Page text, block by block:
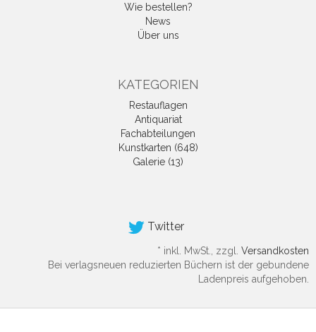
Wie bestellen?
News
Über uns
KATEGORIEN
Restauflagen
Antiquariat
Fachabteilungen
Kunstkarten (648)
Galerie (13)
Twitter
* inkl. MwSt., zzgl. Versandkosten
Bei verlagsneuen reduzierten Büchern ist der gebundene
Ladenpreis aufgehoben.